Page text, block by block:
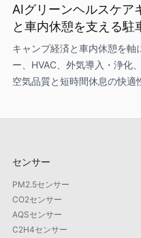
AIグリーンヘルスケア
と車内休憩を支える駐
キャンプ経済と車内休憩を
ー、HVAC、外気導入・浄化
空気品質と短時間休息の快適
センサー
PM2.5センサー
CO2センサー
AQSセンサー
C2H4センサー